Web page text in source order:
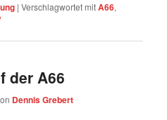
|Verschlagwortet mitA66,
der A66
Dennis Grebert